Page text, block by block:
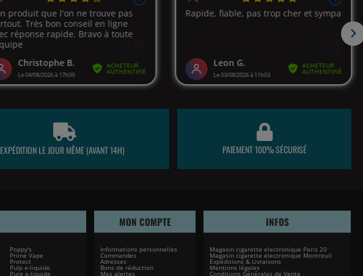
EXPÉDITION LE JOUR MÊME (AVANT 14H) PAIEMENT 100% SÉCURISÉ
Poppy's
Prime Vape
Protect
Pulp e-liquide
Pure e-liquide
MON COMPTE
Informations personnelles
Commandes
Adresses
Bons de réduction
Mes alertes
INFOS
Magasin cigarette electronique Paris 20
Magasin cigarette electronique Montreuil
Expéditions & Livraisons
Mentions légales
Conditions Générales de Vente